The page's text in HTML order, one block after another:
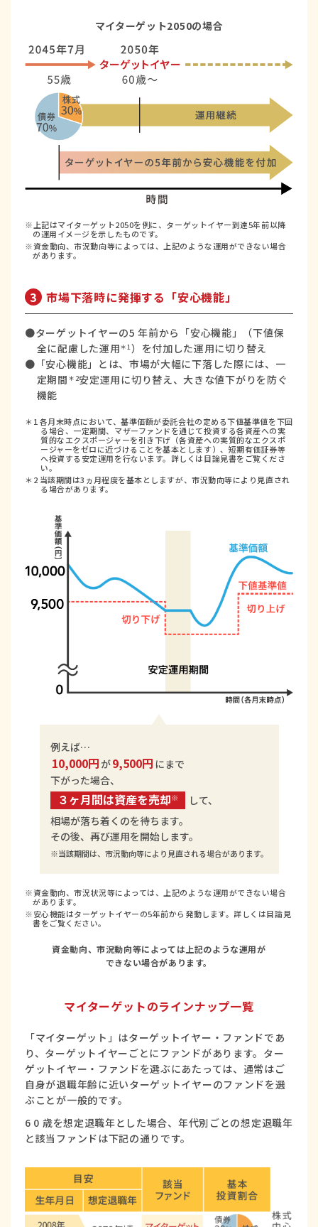
マイターゲット2050の場合
※上記はマイターゲット2050を例に、ターゲットイヤー到達5年前以降
の運用イメージを示したものです。
※資金動向、市況動向等によっては、上記のような運用ができない場合
があります。
3 市場下落時に発揮する「安心機能」
●ターゲットイヤーの5 年前から「安心機能」（下値保
全に配慮した運用＊1 ）を付加した運用に切り替え
●「安心機能」とは、市場が大幅に下落した際には、一
定期間 ＊2安定運用に切り替え、大きな値下がりを防ぐ
機能
＊1 各月末時点において、基準価額が委託会社の定める下値基準値を下回
る場合、一定期間、マザーファンドを通じて投資する各資産への実
質的なエクスポージャーを引き下げ（各資産への実質的なエクスポ
ージャーをゼロに近づけることを基本とします）、短期有価証券等
へ投資する安定運用を行ないます。詳しくは目論見書をご覧くださ
い。
＊2 当該期間は3ヵ月程度を基本としますが、市況動向等により見直され
る場合があります。
例えば…
10,000円が9,500円 にまで
下がった場合、
３ヶ月間は資産を売却※
して、
相場が落ち着くのを待ちます。
その後、再び運用を開始します。
※当該期間は、市況動向等により見直される場合があります。
※資金動向、市況状況等によっては、上記のような運用ができない場合
があります。
※安心機能はターゲットイヤーの5年前から発動します。詳しくは目論見
書をご覧ください。
資金動向、市況動向等によっては上記のような運用が
できない場合があります。
マイターゲットのラインナップ一覧
「マイターゲット」はターゲットイヤー・ファンドであ
り、ターゲットイヤーごとにファンドがあります。ター
ゲットイヤー・ファンドを選ぶにあたっては、通常はご
自身が退職年齢に近いターゲットイヤーのファンドを選
ぶことが一般的です。
6 0 歳を想定退職年とした場合、年代別ごとの想定退職年
と該当ファンドは下記の通りです。